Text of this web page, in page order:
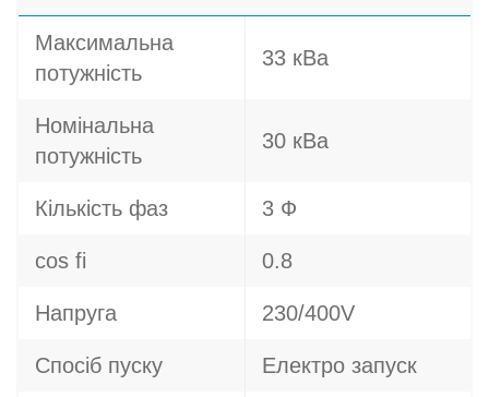
Максимальна
потужність
33 кВа
Номінальна
потужність
30 кВа
Кількість фаз 3 Ф
cos fi 0.8
Напруга 230/400V
Спосіб пуску Електро запуск